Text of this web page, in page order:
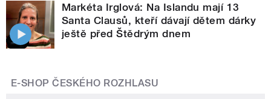
Markéta Irglová: Na Islandu mají 13
Santa Clausů, kteří dávají dětem dárky
ještě před Štědrým dnem
E-SHOP ČESKÉHO ROZHLASU